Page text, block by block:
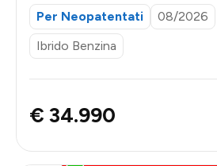
Per Neopatentati
08/2026
Ibrido Benzina
€ 34.990